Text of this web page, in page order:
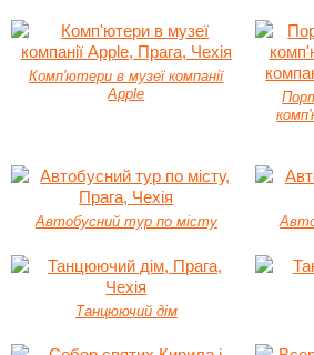
Комп'ютери в музеї компанії
Apple
Автобусний тур по місту
Танцюючий дім